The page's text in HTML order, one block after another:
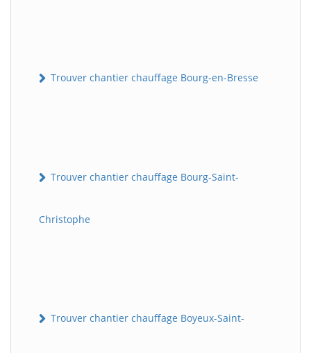
Trouver chantier chauffage Bourg-en-Bresse
Trouver chantier chauffage Bourg-Saint-
Christophe
Trouver chantier chauffage Boyeux-Saint-